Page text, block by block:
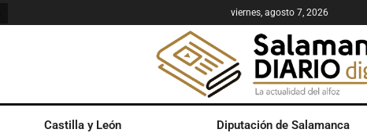
viernes, agosto 7, 2026
Castilla y León Diputación de Salamanca